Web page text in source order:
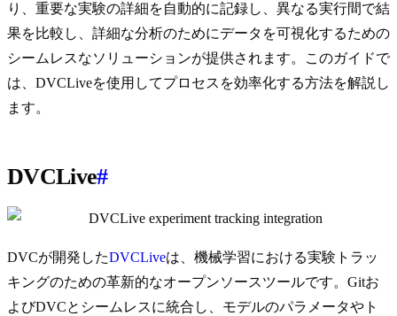
り、重要な実験の詳細を自動的に記録し、異なる実行間で結
果を比較し、詳細な分析のためにデータを可視化するための
シームレスなソリューションが提供されます。このガイドで
は、DVCLiveを使用してプロセスを効率化する方法を解説し
ます。
DVCLive#
DVCが開発したDVCLiveは、機械学習における実験トラッ
キングのための革新的なオープンソースツールです。Gitお
よびDVCとシームレスに統合し、モデルのパラメータやト